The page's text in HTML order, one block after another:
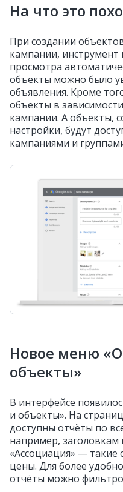
На что это
При создании
кампании, инструмент
просмотра
объекты можно было
объявления. Кроме
объекты в
кампании. А объекты,
настройки, будут
кампаниями и
Новое меню
объекты»
В интерфейсе
и объекты». На
доступны отчёты по
например, заголовкам
«Ассоциация» — такие
цены. Для более
отчёты можно